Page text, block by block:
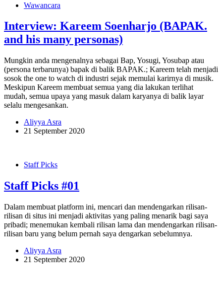
Wawancara
Interview: Kareem Soenharjo (BAPAK.
and his many personas)
Mungkin anda mengenalnya sebagai Bap, Yosugi, Yosubap atau
(persona terbarunya) bapak di balik BAPAK.; Kareem telah menjadi
sosok the one to watch di industri sejak memulai karirnya di musik.
Meskipun Kareem membuat semua yang dia lakukan terlihat
mudah, semua upaya yang masuk dalam karyanya di balik layar
selalu mengesankan.
Aliyya Asra
21 September 2020
Staff Picks
Staff Picks #01
Dalam membuat platform ini, mencari dan mendengarkan rilisan-
rilisan di situs ini menjadi aktivitas yang paling menarik bagi saya
pribadi; menemukan kembali rilisan lama dan mendengarkan rilisan-
rilisan baru yang belum pernah saya dengarkan sebelumnya.
Aliyya Asra
21 September 2020